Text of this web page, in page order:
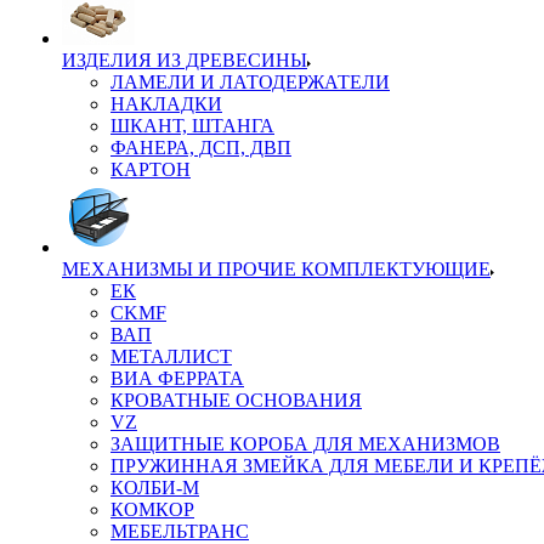
ИЗДЕЛИЯ ИЗ ДРЕВЕСИНЫ
ЛАМЕЛИ И ЛАТОДЕРЖАТЕЛИ
НАКЛАДКИ
ШКАНТ, ШТАНГА
ФАНЕРА, ДСП, ДВП
КАРТОН
МЕХАНИЗМЫ И ПРОЧИЕ КОМПЛЕКТУЮЩИЕ
ЕК
CKMF
ВАП
МЕТАЛЛИСТ
ВИА ФЕРРАТА
КРОВАТНЫЕ ОСНОВАНИЯ
VZ
ЗАЩИТНЫЕ КОРОБА ДЛЯ МЕХАНИЗМОВ
ПРУЖИННАЯ ЗМЕЙКА ДЛЯ МЕБЕЛИ И
КОЛБИ-М
КОМКОР
МЕБЕЛЬТРАНС